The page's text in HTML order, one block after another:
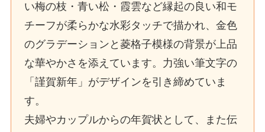
い梅の枝・青い松・霞雲など縁起の良い和モ
チーフが柔らかな水彩タッチで描かれ、金色
のグラデーションと菱格子模様の背景が上品
な華やかさを添えています。力強い筆文字の
「謹賀新年」がデザインを引き締めていま
す。
夫婦やカップルからの年賀状として、また伝